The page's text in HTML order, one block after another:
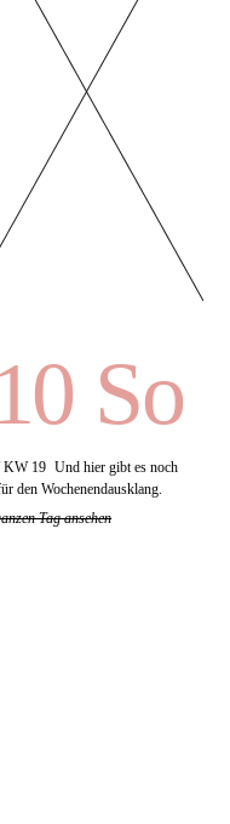
So
KW 19 Und hier gibt es noch
den Wochenendausklang.
Tag ansehen